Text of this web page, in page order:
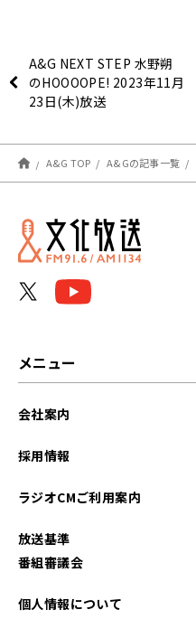
A&G NEXT STEP 水野朔
のHOOOOPE! 2023年11月
23日(木)放送
A&G TOP A&Gの記事一覧
メニュー
会社案内
採用情報
ラジオCMご利用案内
放送基準
番組審議会
個人情報について